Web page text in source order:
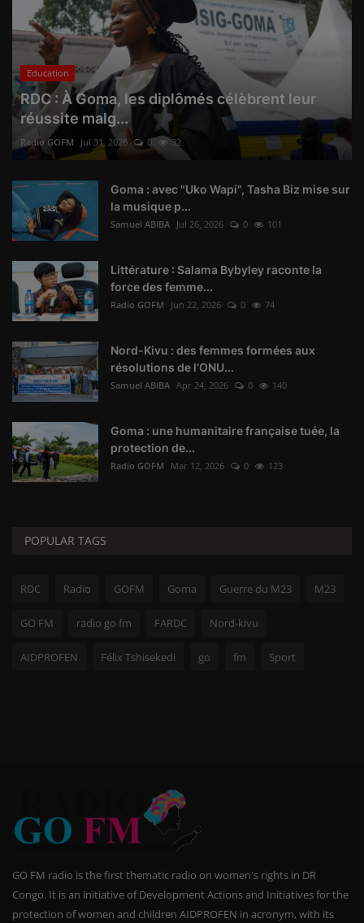
Education
RDC : À Goma, les diplômés célèbrent leur
réussite malg...
Radio GOFM Jul 31, 2026 0 32
Goma : avec "Uko Wapi", Tasha Biz mise sur
la musique p...
Samuel ABIBA Jul 26, 2026 0 101
Littérature : Salama Bybyley raconte la
force des femme...
Radio GOFM Jun 22, 2026 0 74
Nord-Kivu : des femmes formées aux
résolutions de l’ONU...
Samuel ABIBA Apr 24, 2026 0 140
Goma : une humanitaire française tuée, la
protection de...
Radio GOFM Mar 12, 2026 0 123
POPULAR TAGS
RDC Radio GOFM Goma Guerre du M23 M23
GO FM radio go fm FARDC Nord-kivu
AIDPROFEN Félix Tshisekedi go fm Sport
GO FM radio is the first thematic radio on women's rights in DR
Congo. It is an initiative of Development Actions and Initiatives for the
protection of women and children AIDPROFEN in acronym, with its